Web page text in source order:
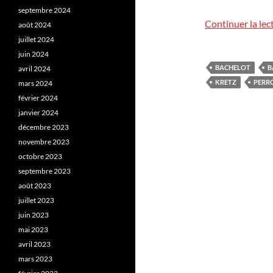
Continuer la
BACHELOT
KRETZ
septembre 2024
août 2024
juillet 2024
juin 2024
avril 2024
mars 2024
février 2024
janvier 2024
décembre 2023
novembre 2023
octobre 2023
septembre 2023
août 2023
juillet 2023
juin 2023
mai 2023
avril 2023
mars 2023